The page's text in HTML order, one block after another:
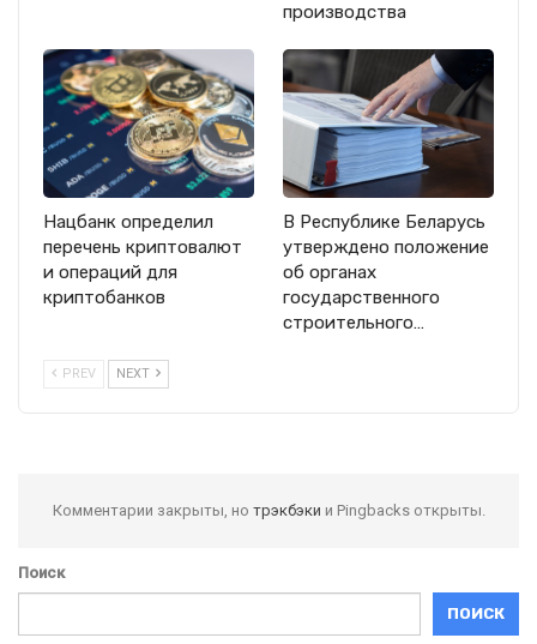
производства
Нацбанк определил
перечень криптовалют
и операций для
криптобанков
В Республике Беларусь
утверждено положение
об органах
государственного
строительного…
PREV NEXT
Комментарии закрыты, но трэкбэки и Pingbacks открыты.
Поиск
ПОИСК